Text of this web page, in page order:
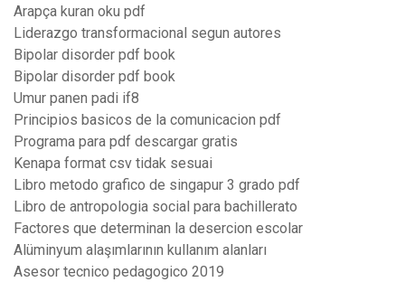
Arapça kuran oku pdf
Liderazgo transformacional segun autores
Bipolar disorder pdf book
Bipolar disorder pdf book
Umur panen padi if8
Principios basicos de la comunicacion pdf
Programa para pdf descargar gratis
Kenapa format csv tidak sesuai
Libro metodo grafico de singapur 3 grado pdf
Libro de antropologia social para bachillerato
Factores que determinan la desercion escolar
Alüminyum alaşımlarının kullanım alanları
Asesor tecnico pedagogico 2019